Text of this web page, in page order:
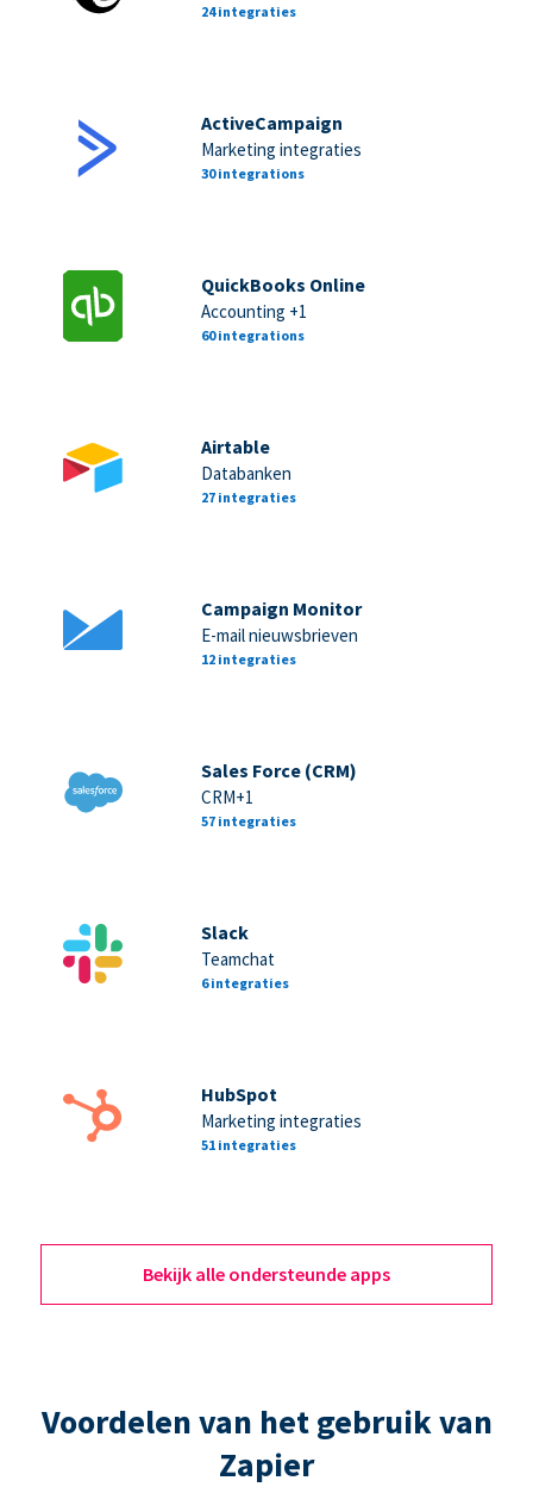
24 integraties
ActiveCampaign
Marketing integraties
30 integrations
QuickBooks Online
Accounting +1
60 integrations
Airtable
Databanken
27 integraties
Campaign Monitor
E-mail nieuwsbrieven
12 integraties
Sales Force (CRM)
CRM+1
57 integraties
Slack
Teamchat
6 integraties
HubSpot
Marketing integraties
51 integraties
Bekijk alle ondersteunde apps
Voordelen van het gebruik van
Zapier